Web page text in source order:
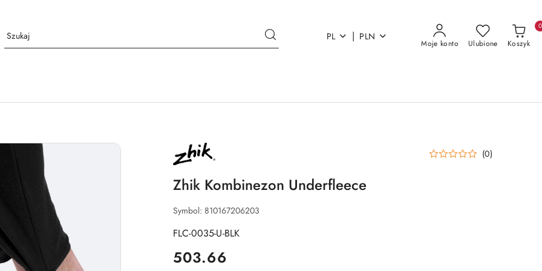
PL | PLN
Moje konto Ulubione Koszyk
0
NAZWA
PRODUCENTA:
ZHIK
(0)
Zhik Kombinezon Underfleece
Symbol: 810167206203
FLC-0035-U-BLK
cena:
503.66